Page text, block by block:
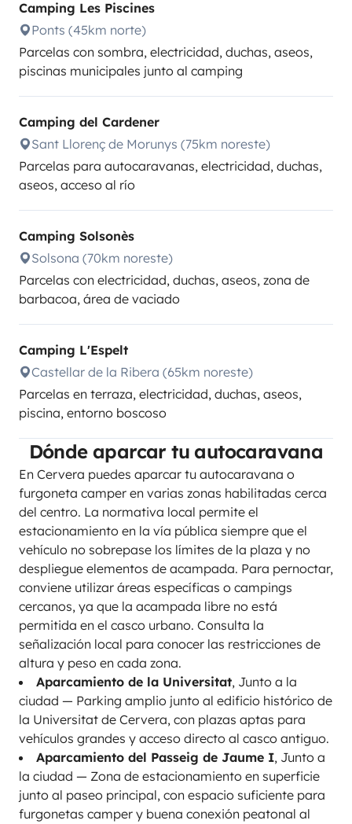
Camping Les Piscines
Ponts (45km norte)
Parcelas con sombra, electricidad, duchas, aseos,
piscinas municipales junto al camping
Camping del Cardener
Sant Llorenç de Morunys (75km noreste)
Parcelas para autocaravanas, electricidad, duchas,
aseos, acceso al río
Camping Solsonès
Solsona (70km noreste)
Parcelas con electricidad, duchas, aseos, zona de
barbacoa, área de vaciado
Camping L'Espelt
Castellar de la Ribera (65km noreste)
Parcelas en terraza, electricidad, duchas, aseos,
piscina, entorno boscoso
Dónde aparcar tu autocaravana
En Cervera puedes aparcar tu autocaravana o
furgoneta camper en varias zonas habilitadas cerca
del centro. La normativa local permite el
estacionamiento en la vía pública siempre que el
vehículo no sobrepase los límites de la plaza y no
despliegue elementos de acampada. Para pernoctar,
conviene utilizar áreas específicas o campings
cercanos, ya que la acampada libre no está
permitida en el casco urbano. Consulta la
señalización local para conocer las restricciones de
altura y peso en cada zona.
Aparcamiento de la Universitat, Junto a la
ciudad — Parking amplio junto al edificio histórico de
la Universitat de Cervera, con plazas aptas para
vehículos grandes y acceso directo al casco antiguo.
Aparcamiento del Passeig de Jaume I, Junto a
la ciudad — Zona de estacionamiento en superficie
junto al paseo principal, con espacio suficiente para
furgonetas camper y buena conexión peatonal al